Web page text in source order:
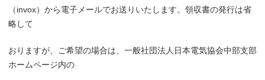
（invox）から電子メールでお送りいたします。領収書の発行は省
略して
おりますが、ご希望の場合は、一般社団法人日本電気協会中部支部
ホームページ内の